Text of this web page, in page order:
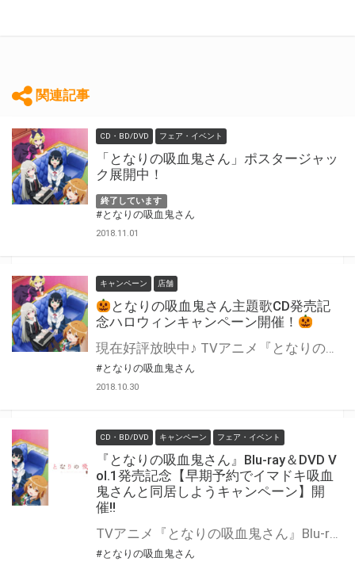
関連記事
CD・BD/DVD フェア・イベント
「となりの吸血鬼さん」ポスタージャッ
ク展開中！
終了しています
#となりの吸血鬼さん
2018.11.01
キャンペーン 店舗
となりの吸血鬼さん主題歌CD発売記
念ハロウィンキャンペーン開催！
#となりの吸血鬼さん
2018.10.30
CD・BD/DVD キャンペーン フェア・イベント
『となりの吸血鬼さん』Blu-ray＆DVD V
ol.1発売記念【早期予約でイマドキ吸血
鬼さんと同居しようキャンペーン】開
催!!
#となりの吸血鬼さん